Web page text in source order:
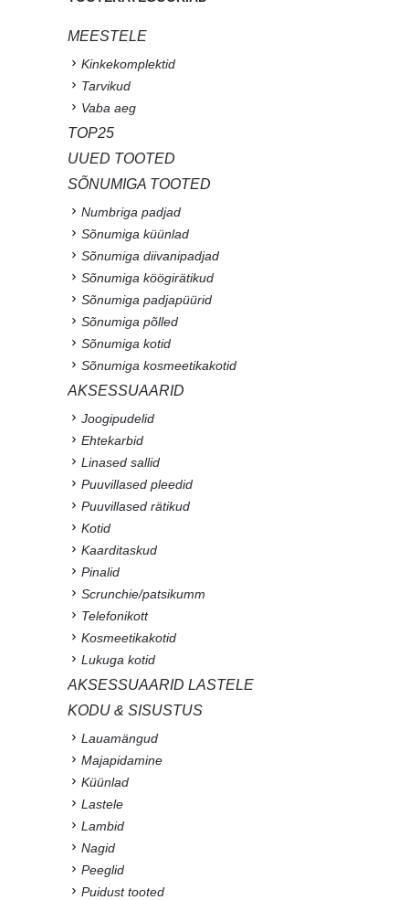
MEESTELE
Kinkekomplektid
Tarvikud
Vaba aeg
TOP25
UUED TOOTED
SÕNUMIGA TOOTED
Numbriga padjad
Sõnumiga küünlad
Sõnumiga diivanipadjad
Sõnumiga köögirätikud
Sõnumiga padjapüürid
Sõnumiga põlled
Sõnumiga kotid
Sõnumiga kosmeetikakotid
AKSESSUAARID
Joogipudelid
Ehtekarbid
Linased sallid
Puuvillased pleedid
Puuvillased rätikud
Kotid
Kaarditaskud
Pinalid
Scrunchie/patsikumm
Telefonikott
Kosmeetikakotid
Lukuga kotid
AKSESSUAARID LASTELE
KODU & SISUSTUS
Lauamängud
Majapidamine
Küünlad
Lastele
Lambid
Nagid
Peeglid
Puidust tooted